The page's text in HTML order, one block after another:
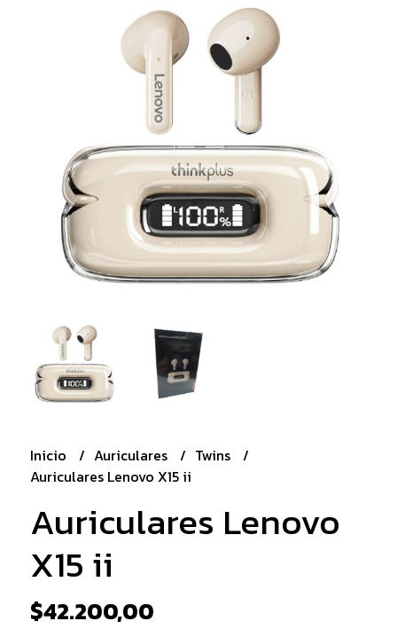
Inicio Auriculares
Twins
Auriculares Lenovo X15 ii
Auriculares Lenovo
X15 ii
$42.200,00